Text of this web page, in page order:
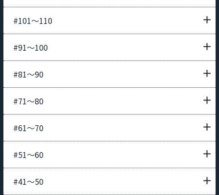
#101〜110
#91〜100
#81〜90
#71〜80
#61〜70
#51〜60
#41〜50